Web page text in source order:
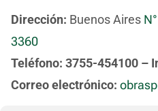
Dirección: Buenos Aires
3360
Teléfono: 3755-454100 –
Correo electrónico: